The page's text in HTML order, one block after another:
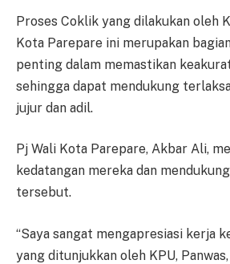
Proses Coklik yang dilakukan oleh
Kota Parepare ini merupakan
penting dalam memastikan
sehingga dapat mendukung
jujur dan adil.
Pj Wali Kota Parepare, Akbar Ali,
kedatangan mereka dan
tersebut.
“Saya sangat mengapresiasi kerja
yang ditunjukkan oleh KPU,